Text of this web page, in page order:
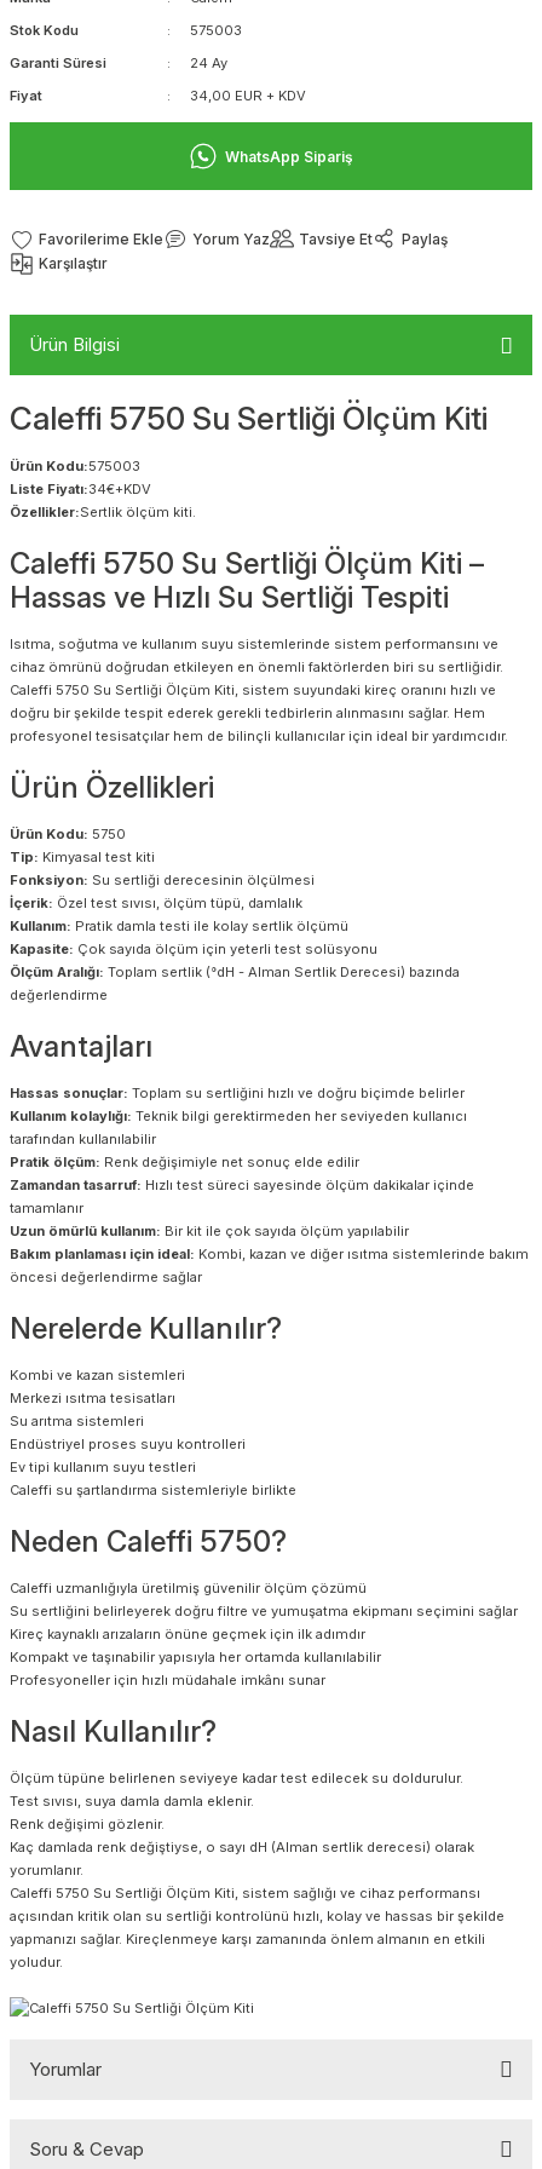
Stok Kodu
575003
Garanti Süresi
24 Ay
Fiyat
34,00 EUR + KDV
WhatsApp Sipariş
Yorum Yaz Tavsiye Et
Paylaş
Karşılaştır
Ürün Bilgisi
Caleffi 5750 Su Sertliği Ölçüm Kiti
Ürün Kodu:575003
Liste Fiyatı:34€+KDV
Özellikler:Sertlik ölçüm kiti.
Caleffi 5750 Su Sertliği Ölçüm Kiti –
Hassas ve Hızlı Su Sertliği Tespiti
Isıtma, soğutma ve kullanım suyu sistemlerinde sistem performansını ve
cihaz ömrünü doğrudan etkileyen en önemli faktörlerden biri su sertliğidir.
Caleffi 5750 Su Sertliği Ölçüm Kiti, sistem suyundaki kireç oranını hızlı ve
doğru bir şekilde tespit ederek gerekli tedbirlerin alınmasını sağlar. Hem
profesyonel tesisatçılar hem de bilinçli kullanıcılar için ideal bir yardımcıdır.
Ürün Özellikleri
Ürün Kodu: 5750
Tip: Kimyasal test kiti
Fonksiyon: Su sertliği derecesinin ölçülmesi
İçerik: Özel test sıvısı, ölçüm tüpü, damlalık
Kullanım: Pratik damla testi ile kolay sertlik ölçümü
Kapasite: Çok sayıda ölçüm için yeterli test solüsyonu
Ölçüm Aralığı: Toplam sertlik (°dH - Alman Sertlik Derecesi) bazında
değerlendirme
Avantajları
Hassas sonuçlar: Toplam su sertliğini hızlı ve doğru biçimde belirler
Kullanım kolaylığı: Teknik bilgi gerektirmeden her seviyeden kullanıcı
tarafından kullanılabilir
Pratik ölçüm: Renk değişimiyle net sonuç elde edilir
Zamandan tasarruf: Hızlı test süreci sayesinde ölçüm dakikalar içinde
tamamlanır
Uzun ömürlü kullanım: Bir kit ile çok sayıda ölçüm yapılabilir
Bakım planlaması için ideal: Kombi, kazan ve diğer ısıtma sistemlerinde bakım
öncesi değerlendirme sağlar
Nerelerde Kullanılır?
Kombi ve kazan sistemleri
Merkezi ısıtma tesisatları
Su arıtma sistemleri
Endüstriyel proses suyu kontrolleri
Ev tipi kullanım suyu testleri
Caleffi su şartlandırma sistemleriyle birlikte
Neden Caleffi 5750?
Caleffi uzmanlığıyla üretilmiş güvenilir ölçüm çözümü
Su sertliğini belirleyerek doğru filtre ve yumuşatma ekipmanı seçimini sağlar
Kireç kaynaklı arızaların önüne geçmek için ilk adımdır
Kompakt ve taşınabilir yapısıyla her ortamda kullanılabilir
Profesyoneller için hızlı müdahale imkânı sunar
Nasıl Kullanılır?
Ölçüm tüpüne belirlenen seviyeye kadar test edilecek su doldurulur.
Test sıvısı, suya damla damla eklenir.
Renk değişimi gözlenir.
Kaç damlada renk değiştiyse, o sayı dH (Alman sertlik derecesi) olarak
yorumlanır.
Caleffi 5750 Su Sertliği Ölçüm Kiti, sistem sağlığı ve cihaz performansı
açısından kritik olan su sertliği kontrolünü hızlı, kolay ve hassas bir şekilde
yapmanızı sağlar. Kireçlenmeye karşı zamanında önlem almanın en etkili
yoludur.
Yorumlar
Soru & Cevap